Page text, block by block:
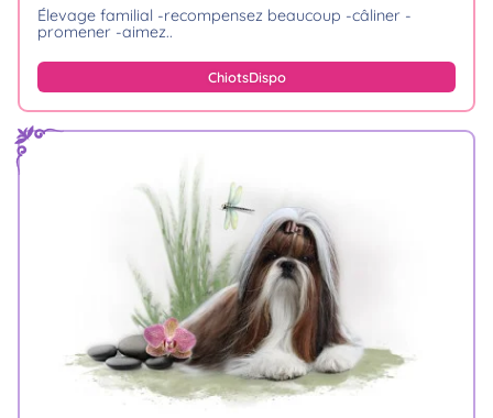
élevage familial -recompensez beaucoup -câliner -
promener -aimez
ChiotsDispo